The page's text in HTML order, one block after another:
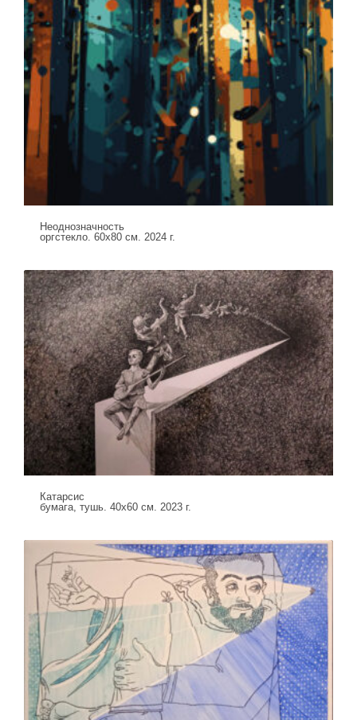
Неоднозначность
оргстекло. 60х80 см. 2024 г.
Катарсис
бумага, тушь. 40х60 см. 2023 г.